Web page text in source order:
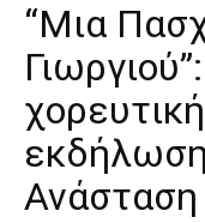
“Μια
Ανάσταση